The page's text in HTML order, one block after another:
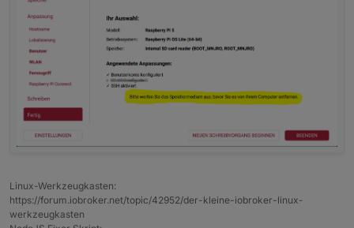
Linux-Werkzeugkasten:
https://forum.iobroker.net/topic/42952/der-kleine-iobroker-linux-
werkzeugkasten